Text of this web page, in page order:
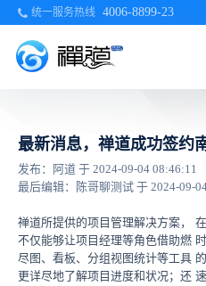
统一服务热线 4006-8899-23
最新消息，禅道成功签约
发布：阿道 于 2024-09-04 08:46:11
最后编辑：陈哥聊测试 于 2024-09-
禅道所提供的项目管理解决方案，
不仅能够让项目经理等角色借助燃
尽图、看板、分组视图统计等工具
更详尽地了解项目进度和状况；还